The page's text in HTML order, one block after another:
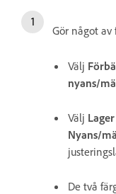
Gör något av
Välj
nyans/
Välj Lager
Nyans/
De två